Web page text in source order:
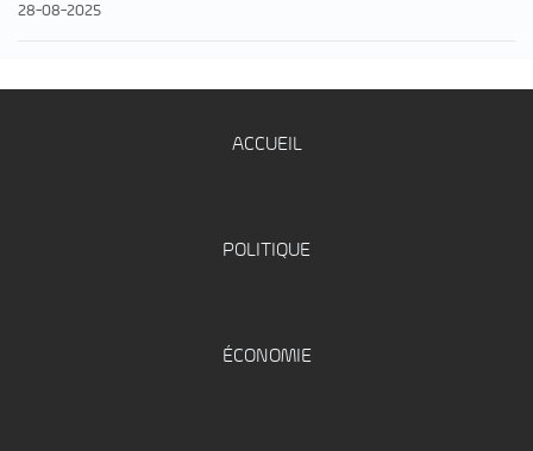
28-08-2025
ACCUEIL
POLITIQUE
ÉCONOMIE